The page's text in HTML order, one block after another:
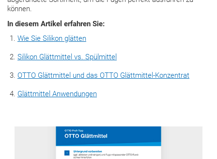
können.
In diesem Artikel erfahren Sie:
Wie Sie Silikon glätten
Silikon Glättmittel vs. Spülmittel
OTTO Glättmittel und das OTTO Glättmittel-Konzentrat
Glättmittel Anwendungen